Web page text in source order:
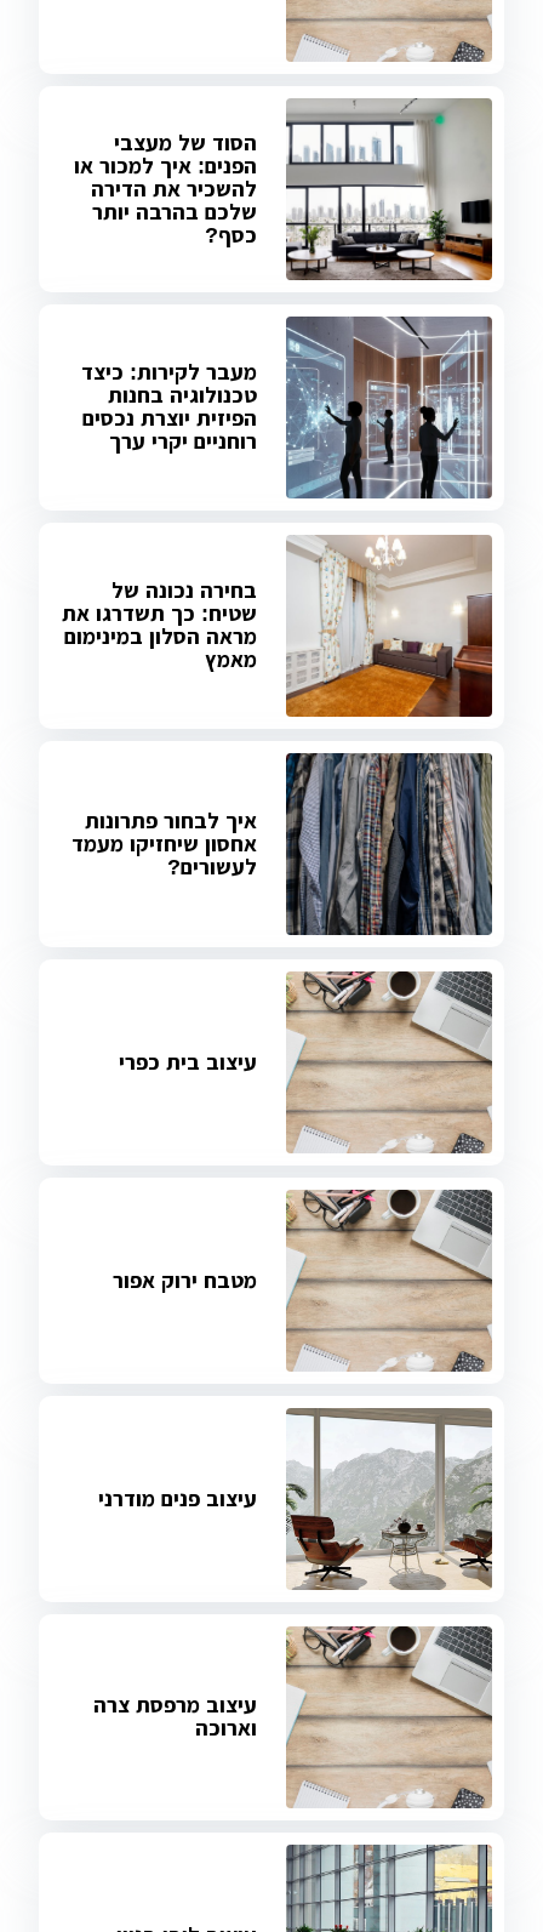
הסוד של מעצבי
הפנים: איך למכור או
להשכיר את הדירה
שלכם בהרבה יותר
כסף?
מעבר לקירות: כיצד
טכנולוגיה בחנות
הפיזית יוצרת נכסים
רוחניים יקרי ערך
בחירה נכונה של
שטיח: כך תשדרגו את
מראה הסלון במינימום
מאמץ
איך לבחור פתרונות
אחסון שיחזיקו מעמד
לעשורים?
עיצוב בית כפרי
מטבח ירוק אפור
עיצוב פנים מודרני
עיצוב מרפסת צרה
וארוכה